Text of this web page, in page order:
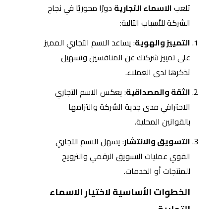
تلعبالاسماء التجارية دورًا محوريًا في نجاح
الشركة للأسباب التالية:
التمييز والهوية: يساعد الاسم التجاري المميز
على تمييز شركتك عن المنافسين وتسهيل
تذكرها لدى العملاء.
الثقة والمصداقية: يعكس الاسم التجاري
الاحترافي مدى جدية الشركة والتزامها
بالقوانين المحلية.
التسويق والانتشار: يسهل الاسم التجاري
القوي عمليات التسويق الرقمي والترويج
للمنتجات أو الخدمات.
الخطوات الأساسية لاختيار الاسماء